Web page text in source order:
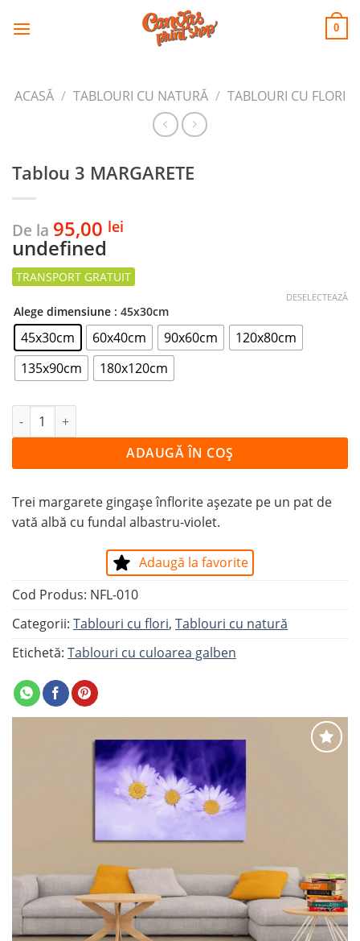
CANVAS
PRINT SHOP 0
ACASĂ / TABLOURI CU NATURĂ / TABLOURI CU FLORI
Tablou 3 MARGARETE
De la 95,00 lei
undefined
Alege dimensiune : 45x30cm
45x30cm 60x40cm 90x60cm
120x80cm
135x90cm
180x120cm
DESELECTEAZĂ
Cantitate Tablou 3 MARGARETE
ADAUGĂ ÎN COȘ
Trei margarete gingașe înflorite așezate pe un pat de
vată albă cu fundal albastru-violet.
Adaugă la favorite
Cod Produs: NFL-010
Categorii: Tablouri cu flori, Tablouri cu natură
Etichetă: Tablouri cu culoarea galben